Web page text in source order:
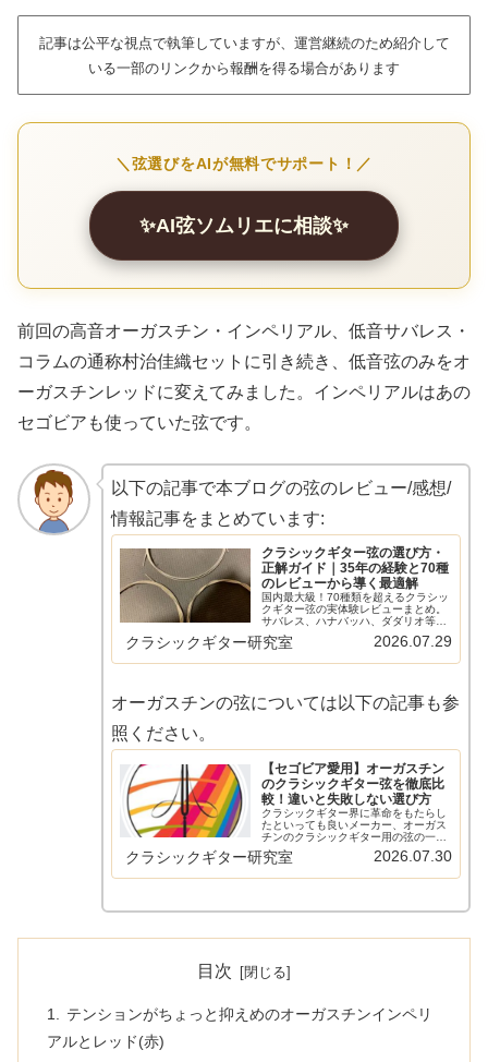
記事は公平な視点で執筆していますが、運営継続のため紹介して
いる一部のリンクから報酬を得る場合があります
＼弦選びをAIが無料でサポート！／
✨AI弦ソムリエに相談✨
前回の高音オーガスチン・インペリアル、低音サバレス・
コラムの通称村治佳織セットに引き続き、低音弦のみをオ
ーガスチンレッドに変えてみました。インペリアルはあの
セゴビアも使っていた弦です。
以下の記事で本ブログの弦のレビュー/感想/
情報記事をまとめています:
クラシックギター弦の選び方・
正解ガイド｜35年の経験と70種
のレビューから導く最適解
国内最大級！70種類を超えるクラシッ
クギター弦の実体験レビューまとめ。
サバレス、ハナバッハ、ダダリオ等の
主要メーカーから希少なスペイン弦ま
で網羅。比較早見表やショートカット
クラシックギター研究室 2026.07.29
オーガスチンの弦については以下の記事も参
照ください。
【セゴビア愛用】オーガスチン
のクラシックギター弦を徹底比
較！違いと失敗しない選び方
クラシックギター界に革命をもたらし
たといっても良いメーカー、オーガス
チンのクラシックギター用の弦の一覧
です。現在のクラシックギターの音は
オーガスチンのおかげといってもいい
クラシックギター研究室 2026.07.30
目次
テンションがちょっと抑えめのオーガスチンインペリ
アルとレッド(赤)